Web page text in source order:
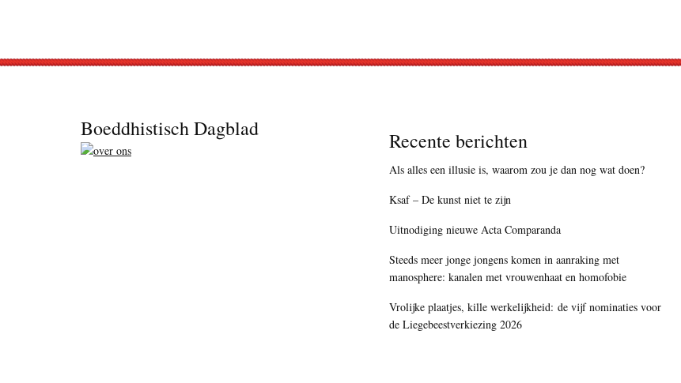
Boeddhistisch Dagblad Recente berichten
Als alles een illusie is, waarom zou je dan nog wat doen?
Ksaf – De kunst niet te zijn
Uitnodiging nieuwe Acta Comparanda
Steeds meer jonge jongens komen in aanraking met
manosphere: kanalen met vrouwenhaat en homofobie
Vrolijke plaatjes, kille werkelijkheid: de vijf nominaties voor
de Liegebeestverkiezing 2026